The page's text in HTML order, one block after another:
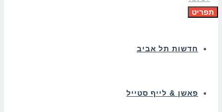
תפריט
חדשות תל אביב
פאשן & לייף סטייל